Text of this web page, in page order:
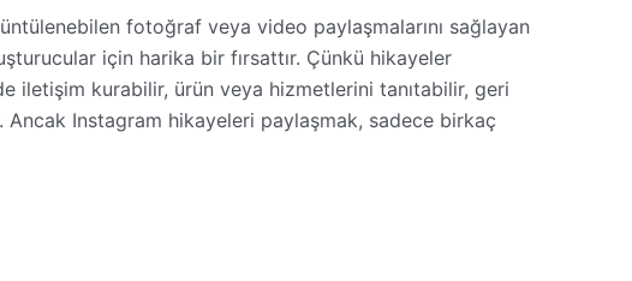
fotoğraf veya video paylaşmalarını sağlayan
için harika bir fırsattır. Çünkü hikayeler
iletişim kurabilir, ürün veya hizmetlerini tanıtabilir, geri
Instagram hikayeleri paylaşmak, sadece birkaç